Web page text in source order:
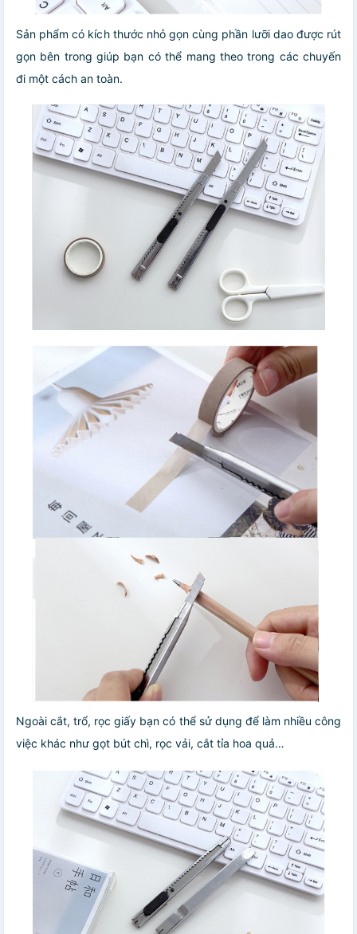
Sản phẩm có kích thước nhỏ gọn cùng phần lưỡi dao được rút
gọn bên trong giúp bạn có thể mang theo trong các chuyến
đi một cách an toàn.
Ngoài cắt, trổ, rọc giấy bạn có thể sử dụng để làm nhiều công
việc khác như gọt bút chì, rọc vải, cắt tỉa hoa quả…